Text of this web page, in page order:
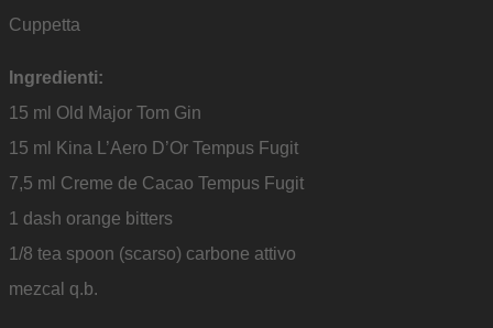
Cuppetta
Ingredienti:
15 ml Old Major Tom Gin
15 ml Kina L’Aero D’Or Tempus Fugit
7,5 ml Creme de Cacao Tempus Fugit
1 dash orange bitters
1/8 tea spoon (scarso) carbone attivo
mezcal q.b.